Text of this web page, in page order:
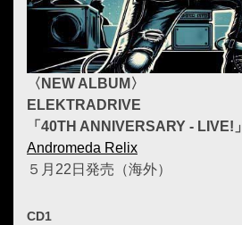
〈NEW ALBUM〉
ELEKTRADRIVE
「40TH ANNIVERSARY - LIVE!」
Andromeda Relix
５月22日発売（海外）
CD1